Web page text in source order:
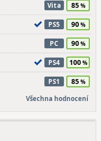
Vita 85
PS5 90
PC 90
PS4 100
PS1 85
Všechna hodnocení